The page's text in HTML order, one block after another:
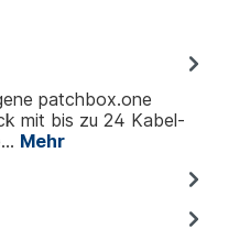
patchbox.one
mit bis zu 24 Kabel-
Mehr